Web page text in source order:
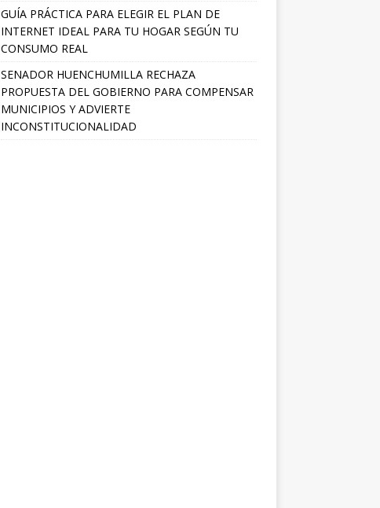
GUÍA PRÁCTICA PARA ELEGIR EL PLAN DE
INTERNET IDEAL PARA TU HOGAR SEGÚN TU
CONSUMO REAL
SENADOR HUENCHUMILLA RECHAZA
PROPUESTA DEL GOBIERNO PARA COMPENSAR
MUNICIPIOS Y ADVIERTE
INCONSTITUCIONALIDAD